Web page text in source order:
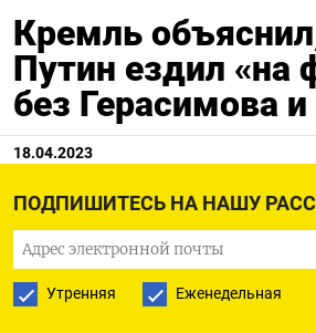
ПОДПИШИТЕСЬ НА НАШУ
Утренняя Еженедельная
Кремль
Путин ездил «на
без Герасимова
18.04.2023